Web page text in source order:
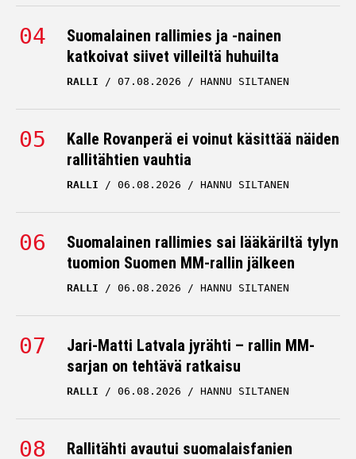
Suomalainen rallimies ja -nainen
katkoivat siivet villeiltä huhuilta
RALLI 07.08.2026 HANNU SILTANEN
Kalle Rovanperä ei voinut käsittää näiden
rallitähtien vauhtia
RALLI 06.08.2026 HANNU SILTANEN
Suomalainen rallimies sai lääkäriltä tylyn
tuomion Suomen MM-rallin jälkeen
RALLI 06.08.2026 HANNU SILTANEN
Jari-Matti Latvala jyrähti – rallin MM-
sarjan on tehtävä ratkaisu
RALLI 06.08.2026 HANNU SILTANEN
Rallitähti avautui suomalaisfanien